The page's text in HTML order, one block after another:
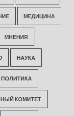
МЕДИЦИНА
МНЕНИЯ
НАУКА
ПОЛИТИКА
КОМИТЕТ